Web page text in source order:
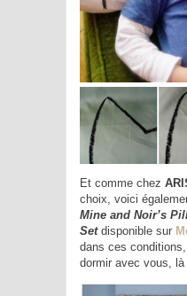
Et comme chez
choix, voici
Mine and Noir’s
Set disponible sur
dans ces
dormir avec vous,